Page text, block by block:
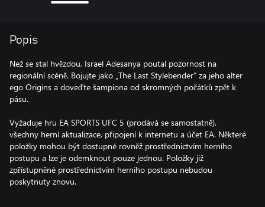
Popis
Než se stal hvězdou, Israel Adesanya poutal pozornost na
regionální scéně. Bojujte jako „The Last Stylebender“ za jeho alter
ego Origins a doveďte šampiona od skromných počátků zpět k
pásu.
Vyžaduje hru EA SPORTS UFC 5 (prodává se samostatně),
všechny herní aktualizace, připojení k internetu a účet EA. Některé
položky mohou být dostupné rovněž prostřednictvím herního
postupu a lze je odemknout pouze jednou. Položky již
zpřístupněné prostřednictvím herního postupu nebudou
poskytnuty znovu.